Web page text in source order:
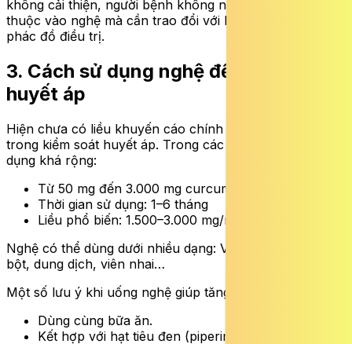
không cải thiện, người bệnh không nên tiếp tục phụ
thuộc vào nghệ mà cần trao đổi với bác sĩ để điều chỉnh
phác đồ điều trị.
3. Cách sử dụng nghệ để hỗ trợ
huyết áp
Hiện chưa có liều khuyến cáo chính thức cho nghệ
trong kiểm soát huyết áp. Trong các nghiên cứu, liều sử
dụng khá rộng:
Từ 50 mg đến 3.000 mg curcumin/ngày
Thời gian sử dụng: 1–6 tháng
Liều phổ biến: 1.500–3.000 mg/ngày, chia nhiều lần
Nghệ có thể dùng dưới nhiều dạng: Viên nang, viên nén,
bột, dung dịch, viên nhai…
Một số lưu ý khi uống nghệ giúp tăng hấp thu:
Dùng cùng bữa ăn.
Kết hợp với hạt tiêu đen (piperine) để tăng sinh khả